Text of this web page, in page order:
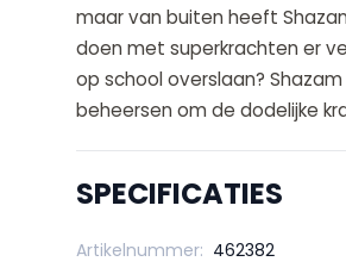
maar van buiten heeft
doen met superkrachten er
op school overslaan?
beheersen om de dodelijke
SPECIFICATIES
Artikelnummer: 462382